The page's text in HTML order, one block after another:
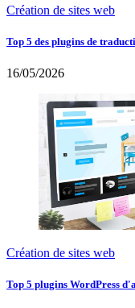
Création de sites web
Top 5 des plugins de
16/05/2026
Création de sites web
Top 5 plugins WordPress